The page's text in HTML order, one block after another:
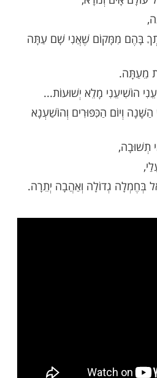
קראו את התפילה הזו
התחברו לכל
בלחיצה כאן >>>​
וְנוֹרָא,
מִמָּקוֹם שֶׁאֲנִי שָׁם עַתָּה